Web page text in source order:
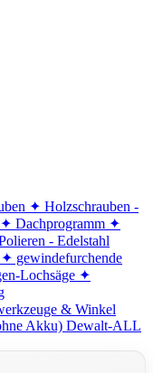
✦ Holzschrauben -
✦ Dachprogramm ✦
- Edelstahl
✦ gewindefurchende
Lochsäge ✦
& Winkel
Akku) Dewalt-ALL